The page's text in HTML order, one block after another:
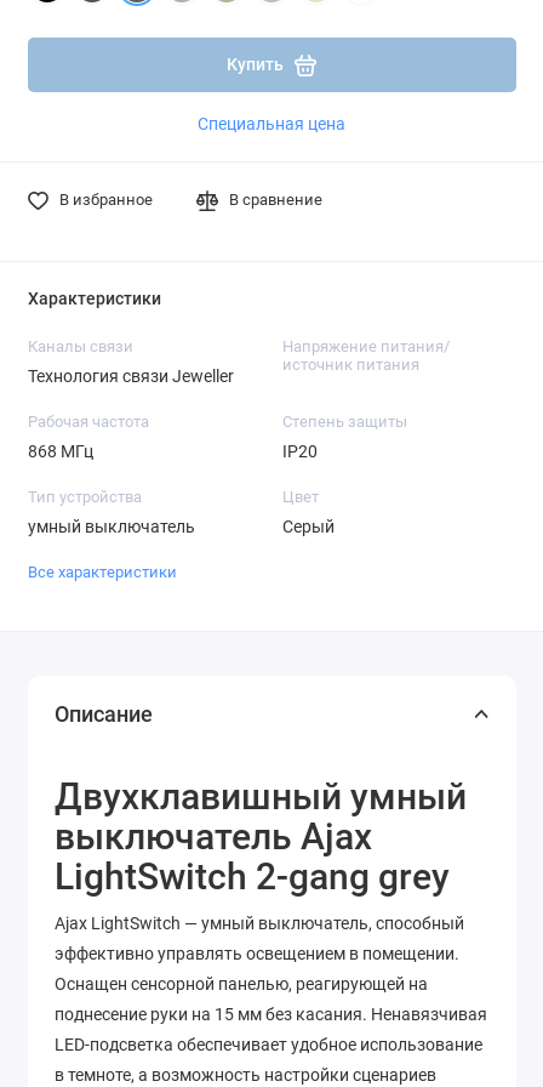
Купить
Специальная цена
В избранное В сравнение
Характеристики
Каналы связи
Технология связи Jeweller
Напряжение питания/
источник питания
Рабочая частота
868 МГц
Степень защиты
IP20
Тип устройства
умный выключатель
Цвет
Серый
Все характеристики
Описание
Двухклавишный умный
выключатель Ajax
LightSwitch 2-gang grey
Ajax LightSwitch — умный выключатель, способный
эффективно управлять освещением в помещении.
Оснащен сенсорной панелью, реагирующей на
поднесение руки на 15 мм без касания. Ненавязчивая
LED-подсветка обеспечивает удобное использование
в темноте, а возможность настройки сценариев